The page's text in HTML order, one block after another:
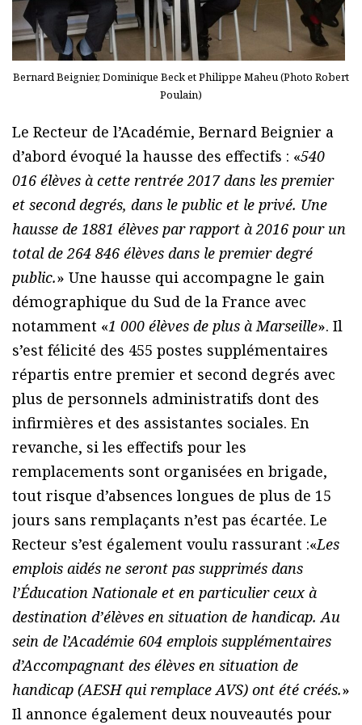
Bernard Beignier, Dominique Beck et Philippe Maheu (Photo Robert
Poulain)
Le Recteur de l’Académie, Bernard Beignier a
d’abord évoqué la hausse des effectifs : «540
016 élèves à cette rentrée 2017 dans les premier
et second degrés, dans le public et le privé. Une
hausse de 1881 élèves par rapport à 2016 pour un
total de 264 846 élèves dans le premier degré
public.» Une hausse qui accompagne le gain
démographique du Sud de la France avec
notamment «1 000 élèves de plus à Marseille». Il
s’est félicité des 455 postes supplémentaires
répartis entre premier et second degrés avec
plus de personnels administratifs dont des
infirmières et des assistantes sociales. En
revanche, si les effectifs pour les
remplacements sont organisées en brigade,
tout risque d’absences longues de plus de 15
jours sans remplaçants n’est pas écartée. Le
Recteur s’est également voulu rassurant :«Les
emplois aidés ne seront pas supprimés dans
l’Éducation Nationale et en particulier ceux à
destination d’élèves en situation de handicap. Au
sein de l’Académie 604 emplois supplémentaires
d’Accompagnant des élèves en situation de
handicap (AESH qui remplace AVS) ont été créés.»
Il annonce également deux nouveautés pour